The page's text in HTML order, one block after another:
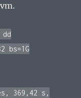
bs=1G
369,42 s,